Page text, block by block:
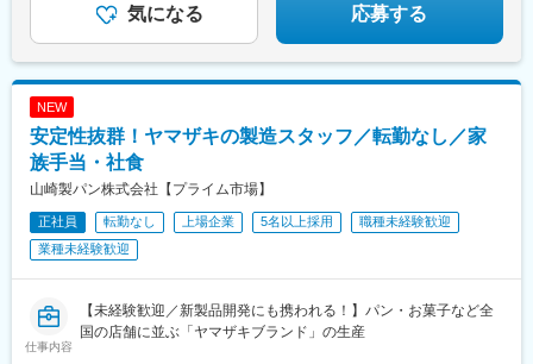
■入社後の教育体制：
■当社について：
『日本のガリバーから世界のIDOMへ』東証プライム上場でクルマ
買取実績、中古車販売実績共に業界トップクラスの会社です。
https://idom-inc.com/recruit/career-sales/
新所沢駅、流山駅、東浦和駅、杉戸高野台駅、東岩槻駅、三郷中
代田駅、成田空港駅(鉄道)、市役所前駅(千葉県)、大森駅(東京
都)、武蔵新田駅、新大塚駅、代田橋駅、千川駅、小田急永山駅、
小川町駅(東京都)、是政駅、古淵駅、矢川駅、東武練馬駅、西調布
八王子駅、片倉駅、川崎大師駅、立場駅、中田駅(神奈川県)、相武
台下駅、南橋本駅、香川駅、相原駅、本厚木駅、茅ケ崎駅、辻堂
町駅、静岡駅、岳南原田駅、遠州病院駅、菊川駅(静岡県)、常葉大
学前駅、曳馬駅、大森駅(静岡県)、金指駅、掛川市役所前駅、浜松
気になる 応募する
NEW
安定性抜群！ヤマザキの製造スタッフ／転勤なし／家
族手当・社食
山崎製パン株式会社【プライム市場】
正社員 転勤なし 上場企業 5名以上採用
職種未経験歓迎
業種未経験歓迎
仕事内容
【未経験歓迎／新製品開発にも携われる！】パン・お菓子など全
国の店舗に並ぶ「ヤマザキブランド」の生産